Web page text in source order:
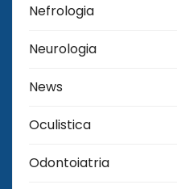
Nefrologia
Neurologia
News
Oculistica
Odontoiatria